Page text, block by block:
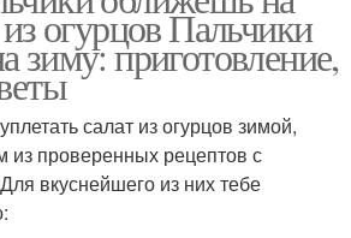
Воздух на зиму
огурцов Пальчики
зиму: приготовление,
салат из огурцов зимой,
из проверенных рецептов с
вкуснейшего из них тебе